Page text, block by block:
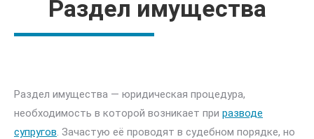
Раздел имущества
Раздел имущества — юридическая процедура,
необходимость в которой возникает при разводе
супругов. Зачастую её проводят в судебном порядке, но